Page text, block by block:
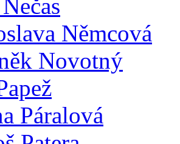
Němcová
Novotný
Páralová